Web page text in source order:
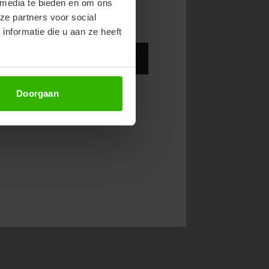
te bieden en om ons
partners voor social
die u aan ze heeft
Doorgaan